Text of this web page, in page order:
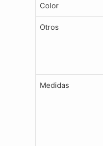
Color
Otros
Medidas